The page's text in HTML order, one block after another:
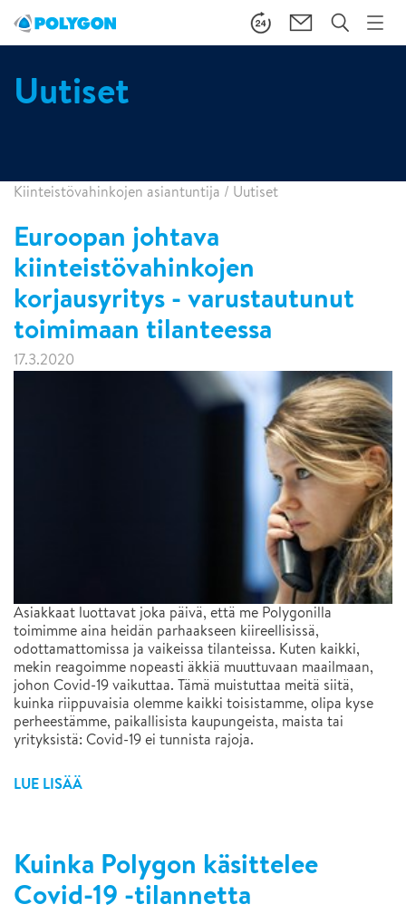
Uutiset
Kiinteistövahinkojen asiantuntija / Uutiset
Euroopan johtava
kiinteistövahinkojen
korjausyritys - varustautunut
toimimaan tilanteessa
17.3.2020
Asiakkaat luottavat joka päivä, että me Polygonilla
toimimme aina heidän parhaakseen kiireellisissä,
odottamattomissa ja vaikeissa tilanteissa. Kuten kaikki,
mekin reagoimme nopeasti äkkiä muuttuvaan maailmaan,
johon Covid-19 vaikuttaa. Tämä muistuttaa meitä siitä,
kuinka riippuvaisia olemme kaikki toisistamme, olipa kyse
perheestämme, paikallisista kaupungeista, maista tai
yrityksistä: Covid-19 ei tunnista rajoja.
LUE LISÄÄ
Kuinka Polygon käsittelee
Covid-19 -tilannetta